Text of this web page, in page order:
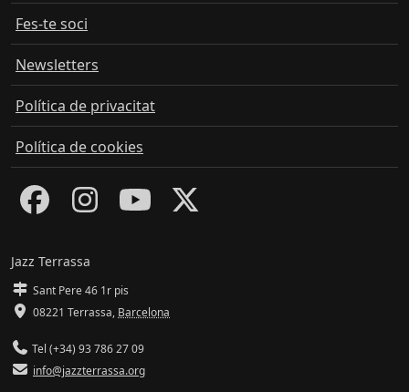
Fes-te soci
Newsletters
Política de privacitat
Política de cookies
Jazz Terrassa
Sant Pere 46 1r pis
08221 Terrassa, Barcelona
Tel (+34) 93 786 27 09
info@jazzterrassa.org